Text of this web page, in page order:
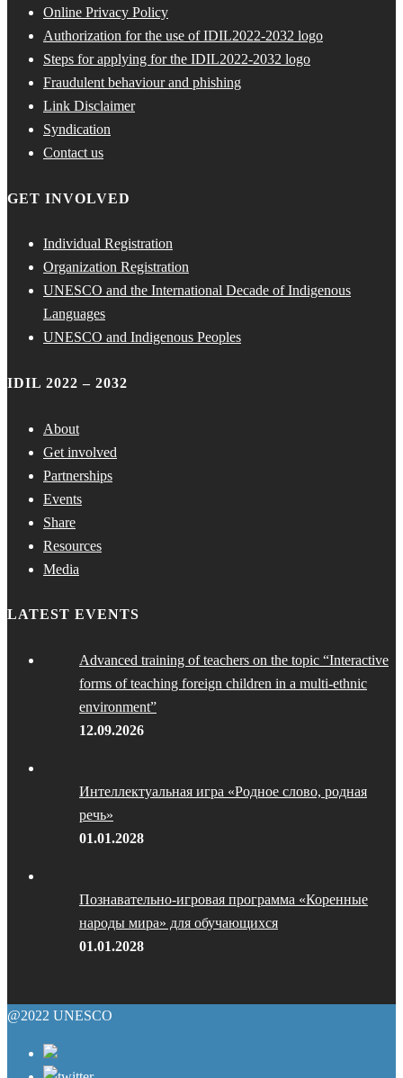
Online Privacy Policy
Authorization for the use of IDIL2022-2032 logo
Steps for applying for the IDIL2022-2032 logo
Fraudulent behaviour and phishing
Link Disclaimer
Syndication
Contact us
GET INVOLVED
Individual Registration
Organization Registration
UNESCO and the International Decade of Indigenous
Languages
UNESCO and Indigenous Peoples
IDIL 2022 – 2032
About
Get involved
Partnerships
Events
Share
Resources
Media
LATEST EVENTS
Advanced training of teachers on the topic “Interactive
forms of teaching foreign children in a multi-ethnic
environment”
12.09.2026
Интеллектуальная игра «Родное слово, родная
речь»
01.01.2028
Познавательно-игровая программа «Коренные
народы мира» для обучающихся
01.01.2028
@2022 UNESCO